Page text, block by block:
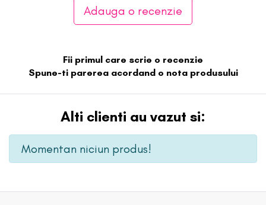
Adauga o recenzie
Fii primul care scrie o recenzie
Spune-ti parerea acordand o nota produsului
Alti clienti au vazut si:
Momentan niciun produs!